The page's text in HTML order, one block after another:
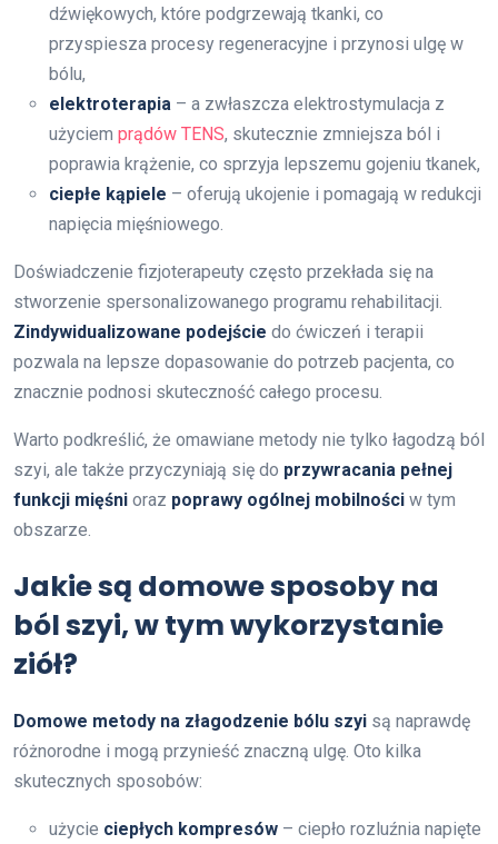
dźwiękowych, które podgrzewają tkanki, co
przyspiesza procesy regeneracyjne i przynosi ulgę w
bólu,
elektroterapia – a zwłaszcza elektrostymulacja z
użyciem prądów TENS, skutecznie zmniejsza ból i
poprawia krążenie, co sprzyja lepszemu gojeniu tkanek,
ciepłe kąpiele – oferują ukojenie i pomagają w redukcji
napięcia mięśniowego.
Doświadczenie fizjoterapeuty często przekłada się na
stworzenie spersonalizowanego programu rehabilitacji.
Zindywidualizowane podejście do ćwiczeń i terapii
pozwala na lepsze dopasowanie do potrzeb pacjenta, co
znacznie podnosi skuteczność całego procesu.
Warto podkreślić, że omawiane metody nie tylko łagodzą ból
szyi, ale także przyczyniają się do przywracania pełnej
funkcji mięśni oraz poprawy ogólnej mobilności w tym
obszarze.
Jakie są domowe sposoby na
ból szyi, w tym wykorzystanie
ziół?
Domowe metody na złagodzenie bólu szyi są naprawdę
różnorodne i mogą przynieść znaczną ulgę. Oto kilka
skutecznych sposobów:
użycie ciepłych kompresów – ciepło rozluźnia napięte